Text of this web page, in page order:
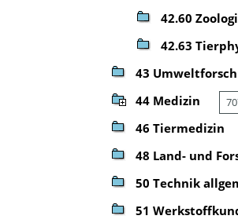
42.60
42.63
43
44 Medizin
46 Tiermedizin
48 Land- und
50 Technik
51